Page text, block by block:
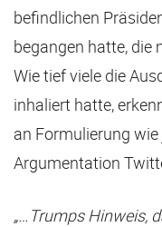
befindlichen
begangen hatte, die
Wie tief viele die
inhaliert hatte,
an Formulierung
Argumentation
„…Trumps Hinweis,